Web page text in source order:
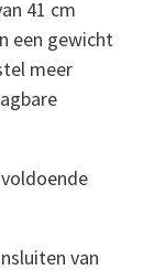
41 cm
een gewicht
meer
van